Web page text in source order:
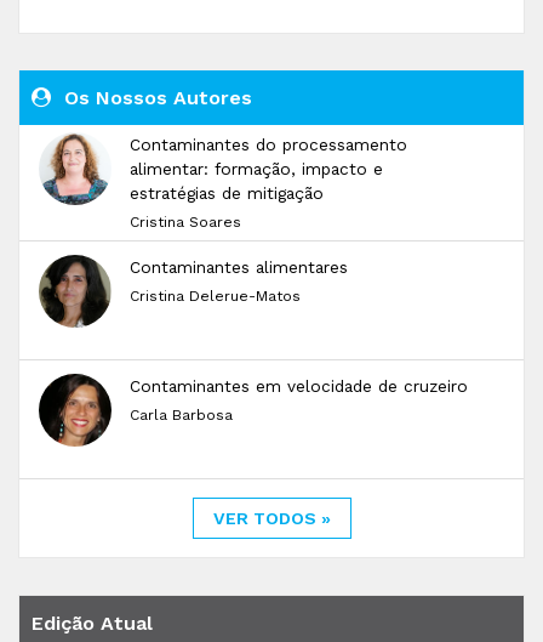
Os Nossos Autores
Contaminantes do processamento
alimentar: formação, impacto e
estratégias de mitigação
Cristina Soares
Contaminantes alimentares
Cristina Delerue-Matos
Contaminantes em velocidade de cruzeiro
Carla Barbosa
VER TODOS »
Edição Atual